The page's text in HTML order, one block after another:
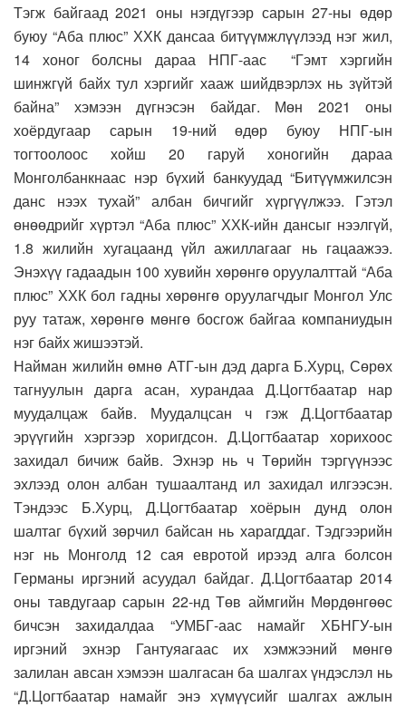
Тэгж байгаад 2021 оны нэгдүгээр сарын 27-ны өдөр
буюу “Аба плюс” ХХК дансаа битүүмжлүүлээд нэг жил,
14 хоног болсны дараа НПГ-аас “Гэмт хэргийн
шинжгүй байх тул хэргийг хааж шийдвэрлэх нь зүйтэй
байна” хэмээн дүгнэсэн байдаг. Мөн 2021 оны
хоёрдугаар сарын 19-ний өдөр буюу НПГ-ын
тогтоолоос хойш 20 гаруй хоногийн дараа
Монголбанкнаас нэр бүхий банкуудад “Битүүмжилсэн
данс нээх тухай” албан бичгийг хүргүүлжээ. Гэтэл
өнөөдрийг хүртэл “Аба плюс” ХХК-ийн дансыг нээлгүй,
1.8 жилийн хугацаанд үйл ажиллагааг нь гацаажээ.
Энэхүү гадаадын 100 хувийн хөрөнгө оруулалттай “Аба
плюс” ХХК бол гадны хөрөнгө оруулагчдыг Монгол Улс
руу татаж, хөрөнгө мөнгө босгож байгаа компаниудын
нэг байх жишээтэй.
Найман жилийн өмнө АТГ-ын дэд дарга Б.Хурц, Сөрөх
тагнуулын дарга асан, хурандаа Д.Цогтбаатар нар
муудалцаж байв. Муудалцсан ч гэж Д.Цогтбаатар
эрүүгийн хэргээр хоригдсон. Д.Цогтбаатар хорихоос
захидал бичиж байв. Эхнэр нь ч Төрийн тэргүүнээс
эхлээд олон албан тушаалтанд ил захидал илгээсэн.
Тэндээс Б.Хурц, Д.Цогтбаатар хоёрын дунд олон
шалтаг бүхий зөрчил байсан нь харагддаг. Тэдгээрийн
нэг нь Монголд 12 сая евротой ирээд алга болсон
Германы иргэний асуудал байдаг. Д.Цогтбаатар 2014
оны тавдугаар сарын 22-нд Төв аймгийн Мөрдөнгөөс
бичсэн захидалдаа “УМБГ-аас намайг ХБНГУ-ын
иргэний эхнэр Гантуяагаас их хэмжээний мөнгө
залилан авсан хэмээн шалгасан ба шалгах үндэслэл нь
“Д.Цогтбаатар намайг энэ хүмүүсийг шалгах ажлын